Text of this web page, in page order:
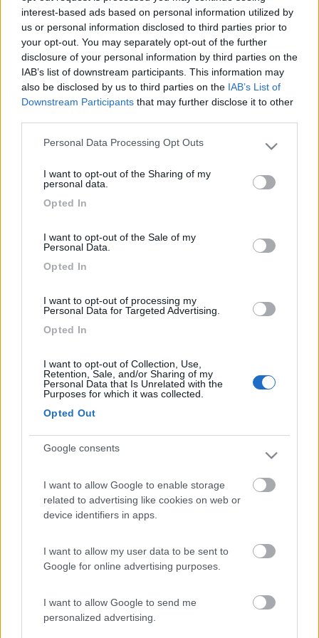
interest-based ads based on personal information utilized by
us or personal information disclosed to third parties prior to
your opt-out. You may separately opt-out of the further
disclosure of your personal information by third parties on the
IAB’s list of downstream participants. This information may
also be disclosed by us to third parties on the IAB’s List of
Downstream Participants that may further disclose it to other
Please note that this website/app uses one or more Google
not limited to your visit or usage behaviour. You may click to
use your data for below specified purposes in below Google
Personal Data Processing Opt Outs
I want to opt-out of the Sharing of my
personal data.
Opted In
I want to opt-out of the Sale of my
Personal Data.
Opted In
I want to opt-out of processing my
Personal Data for Targeted Advertising.
Opted In
I want to opt-out of Collection, Use,
Retention, Sale, and/or Sharing of my
Personal Data that Is Unrelated with the
Purposes for which it was collected.
Opted Out
Google consents
I want to allow Google to enable storage
related to advertising like cookies on web or
device identifiers in apps.
I want to allow my user data to be sent to
Google for online advertising purposes.
I want to allow Google to send me
personalized advertising.
Con l'avvento dell'era virus si sono scoperte cose impensabili, tra le tante
i farmaci generici alcuni sono prodotti in cina, le materie prime per la
produzione farmaci son pure esse fatte in cina, la componentistica in
buona
...
Non è che ci siamo dimenticati come fare le cose, è che per noi
produrre quelle cose non è conveniente, è più conveniente farle
produrre agli altri dove i salari sono una ciotola di riso e
dell'acqua, e poi rivenderli qui con il giusto margine di
questa situazione faccia cambiare le cose, anzi ho proprio
Armando
7640
Forse nel concetto di "convenienza" a suo tempo si sarebbe
dovuto tener conto del valore del know-how che, dislocando
produzioni "nostre" in Cina, di fatto gli passavamo gratis .. anzi
Questo ha alimentato, negli anni seguenti, una concorrenza che
ci ha messo e ci mette tuttora in enormi difficoltà.
Magari ci saremmo arrivati lo stesso prima o poi, ma certo
tardi quando ci fosse stato un certo riallineamento dei costi,
avrebbe potuto essere meno dirompente.
Modificato da Armando il 29/02/2020 alle 15:26:55
ex camionaro
Inserito il 29/02/2020 15:10:57
In risposta al messaggio diArmandodel29/02/2020
Forse nel concetto di convenienza a suo tempo si sarebbe dovuto tener
conto del valore del know-how che, dislocando produzioni nostre in
Cina, di fatto gli passavamo gratis .. anzi pagandoli pure.Questo ha